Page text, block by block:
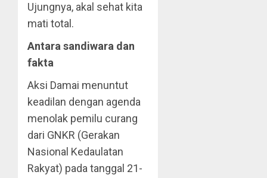
Ujungnya, akal sehat kita
mati total.
Antara sandiwara dan
fakta
Aksi Damai menuntut
keadilan dengan agenda
menolak pemilu curang
dari GNKR (Gerakan
Nasional Kedaulatan
Rakyat) pada tanggal 21-